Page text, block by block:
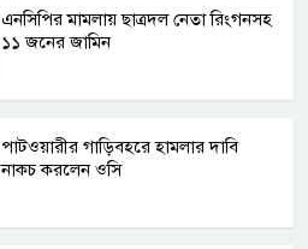
এনসিপির মামলায় ছাত্রদল নেতা রিংগনসহ
১১ জনের জামিন
পাটওয়ারীর গাড়িবহরে হামলার দাবি
নাকচ করলেন ওসি